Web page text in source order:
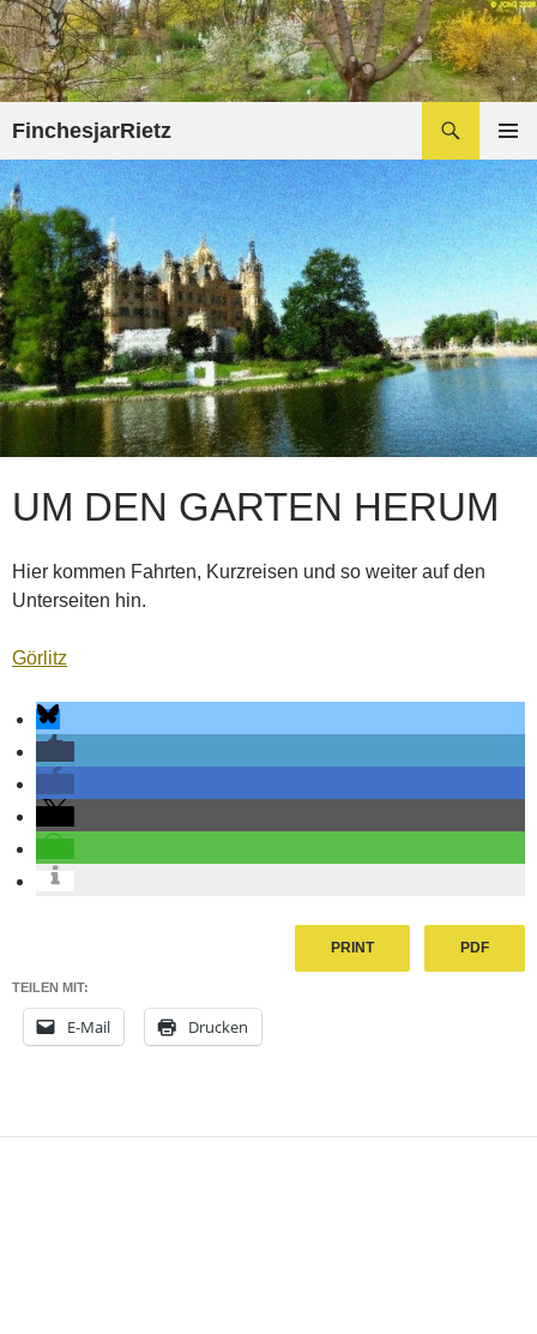
Zum
Inhalt
springen
FinchesjarRietz
MENÜ
UM DEN GARTEN HERUM
Hier kommen Fahrten, Kurzreisen und so weiter auf den
Unterseiten hin.
Görlitz
PRINT PDF
TEILEN MIT:
E-Mail Drucken